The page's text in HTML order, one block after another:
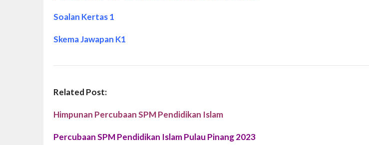
Soalan Kertas 1
Skema Jawapan K1
Related Post:
Himpunan Percubaan SPM Pendidikan Islam
Percubaan SPM Pendidikan Islam Pulau Pinang 2023